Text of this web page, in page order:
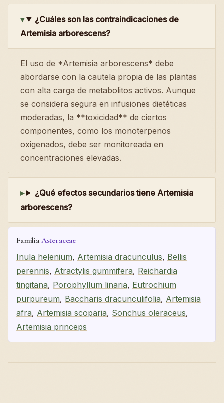
¿Cuáles son las contraindicaciones de
Artemisia arborescens?
El uso de *Artemisia arborescens* debe
abordarse con la cautela propia de las plantas
con alta carga de metabolitos activos. Aunque
se considera segura en infusiones dietéticas
moderadas, la **toxicidad** de ciertos
componentes, como los monoterpenos
oxigenados, debe ser monitoreada en
concentraciones elevadas.
¿Qué efectos secundarios tiene Artemisia
arborescens?
Familia Asteraceae
Inula helenium, Artemisia dracunculus, Bellis
perennis, Atractylis gummifera, Reichardia
tingitana, Porophyllum linaria, Eutrochium
purpureum, Baccharis dracunculifolia, Artemisia
afra, Artemisia scoparia, Sonchus oleraceus,
Artemisia princeps